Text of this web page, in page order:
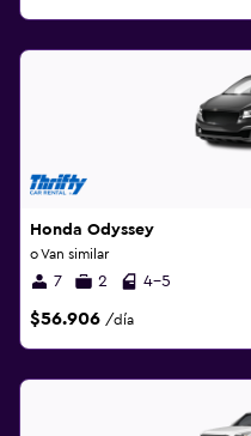
Honda Odyssey
o Van similar
7 2 4-5
$56.906 /día